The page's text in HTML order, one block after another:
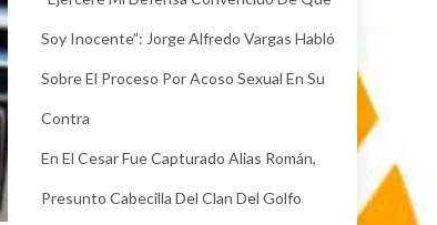
Soy Inocente”: Jorge Alfredo Vargas Habló
Sobre El Proceso Por Acoso Sexual En Su
Contra
En El Cesar Fue Capturado Alias Román,
Presunto Cabecilla Del Clan Del Golfo